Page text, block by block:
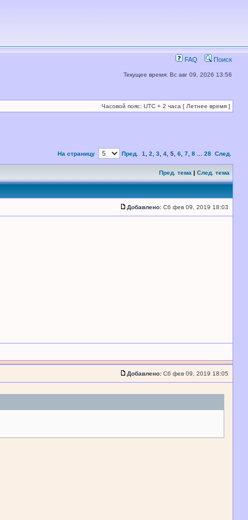
FAQ Поиск
Текущее время: Вс авг 09, 2026 13:56
Часовой пояс: UTC + 2 часа [ Летнее время ]
На страницу Пред. 1 2 3 4 5 6 7 8 28 След.
Пред. тема | След. тема
Добавлено: Сб фев 09, 2019 18:03
Добавлено: Сб фев 09, 2019 18:05